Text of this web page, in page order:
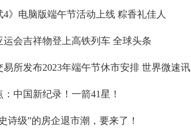
4》电脑版端午节活动上线 粽香礼佳人
运会吉祥物登上高铁列车 全球头条
易所发布2023年端午节休市安排 世界微速讯
：中国新纪录！一箭41星！
诗级”的房企退市潮，要来了！